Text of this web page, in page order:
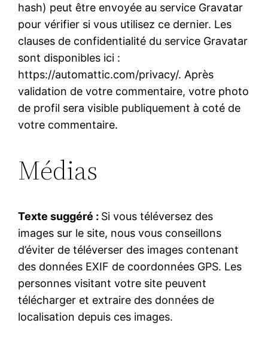
hash) peut être envoyée au service Gravatar
pour vérifier si vous utilisez ce dernier. Les
clauses de confidentialité du service Gravatar
sont disponibles ici :
https://automattic.com/privacy/. Après
validation de votre commentaire, votre photo
de profil sera visible publiquement à coté de
votre commentaire.
Médias
Texte suggéré : Si vous téléversez des
images sur le site, nous vous conseillons
d’éviter de téléverser des images contenant
des données EXIF de coordonnées GPS. Les
personnes visitant votre site peuvent
télécharger et extraire des données de
localisation depuis ces images.